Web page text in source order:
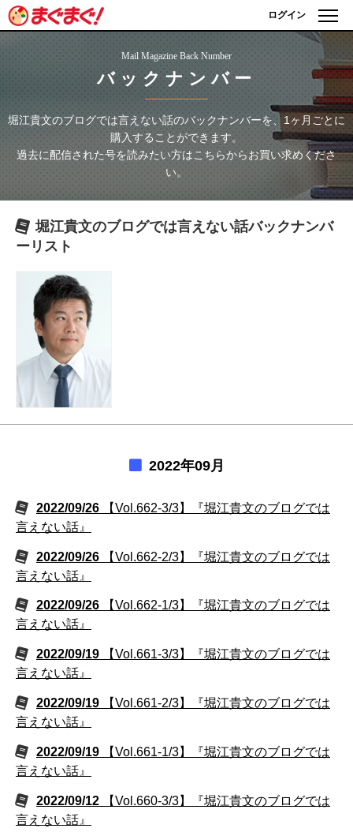
ログイン
Mail Magazine Back Number
バックナンバー
堀江貴文のブログでは言えない話のバックナンバーを、1ヶ月ごとに
購入することができます。
過去に配信された号を読みたい方はこちらからお買い求めくださ
い。
堀江貴文のブログでは言えない話バックナンバ
ーリスト
2022年09月
2022/09/26
【Vol.662-3/3】『堀江貴文のブログでは
言えない話』
2022/09/26
【Vol.662-2/3】『堀江貴文のブログでは
言えない話』
2022/09/26
【Vol.662-1/3】『堀江貴文のブログでは
言えない話』
2022/09/19
【Vol.661-3/3】『堀江貴文のブログでは
言えない話』
2022/09/19
【Vol.661-2/3】『堀江貴文のブログでは
言えない話』
2022/09/19
【Vol.661-1/3】『堀江貴文のブログでは
言えない話』
2022/09/12
【Vol.660-3/3】『堀江貴文のブログでは
言えない話』